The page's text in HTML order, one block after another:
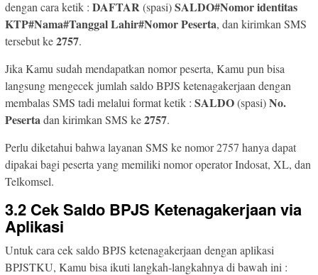
dengan cara ketik : DAFTAR (spasi)SALDO#Nomor identitas
KTP#Nama#Tanggal Lahir#Nomor Peserta, dan kirimkan SMS
tersebut ke2757.
Jika Kamu sudah mendapatkan nomor peserta, Kamu pun bisa
langsung mengecek jumlah saldo BPJS ketenagakerjaan dengan
membalas SMS tadi melalui format ketik : SALDO(spasi)No.
Peserta dan kirimkan SMS ke2757.
Perlu diketahui bahwa layanan SMS ke nomor 2757 hanya dapat
dipakai bagi peserta yang memiliki nomor operator Indosat, XL, dan
Telkomsel.
3.2 Cek Saldo BPJS Ketenagakerjaan via
Aplikasi
Untuk cara cek saldo BPJS ketenagakerjaan dengan aplikasi
BPJSTKU, Kamu bisa ikuti langkah-langkahnya di bawah ini :